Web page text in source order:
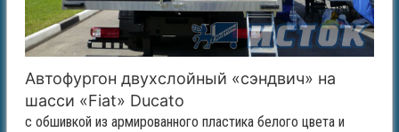
Автофургон двухслойный «сэндвич» на
шасси «Fiat» Ducato
с обшивкой из армированного пластика белого цвета и